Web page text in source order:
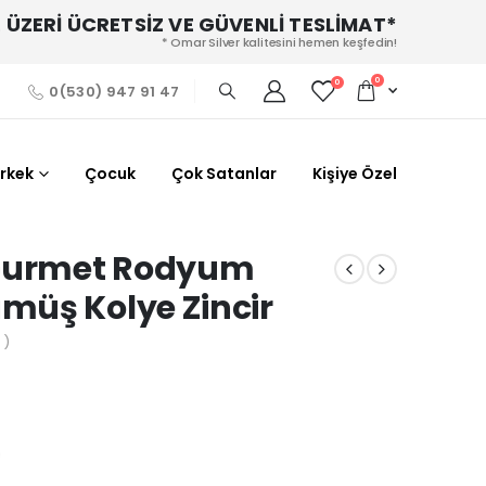
ÜCRETSİZ VE GÜVENLİ TESLİMAT*
* Omar Silver kalitesini hemen keşfedin!
0(530) 947 91 47 0 0
Çocuk Çok Satanlar Kişiye Özel
Rodyum
Kolye Zincir
)